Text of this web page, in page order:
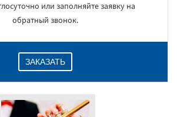
или заполняйте заявку на
обратный звонок.
ЗАКАЗАТЬ